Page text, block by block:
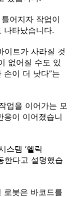
어지자 작업이
나타났습니다.
이트가 사라질 것
없어질 수도 있
손이 더 낫다”는
업을 이어가는 모
응이 이어졌습니
스템 ‘헬릭
한다고 설명했습
로봇은 바코드를